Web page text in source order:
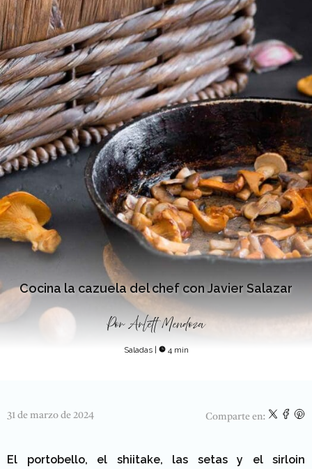
Cocina la cazuela del chef con Javier Salazar
Por Arlett Mendoza
Saladas 4 min
31 de marzo de 2024 Comparte en:
El portobello, el shiitake, las setas y el sirloin